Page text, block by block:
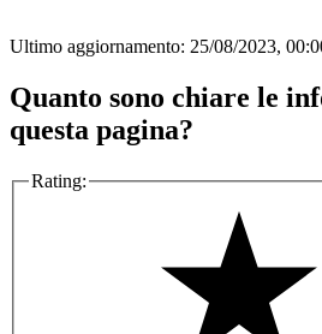
Ultimo aggiornamento: 25/08/2023,
Quanto sono chiare le
questa pagina?
Rating: